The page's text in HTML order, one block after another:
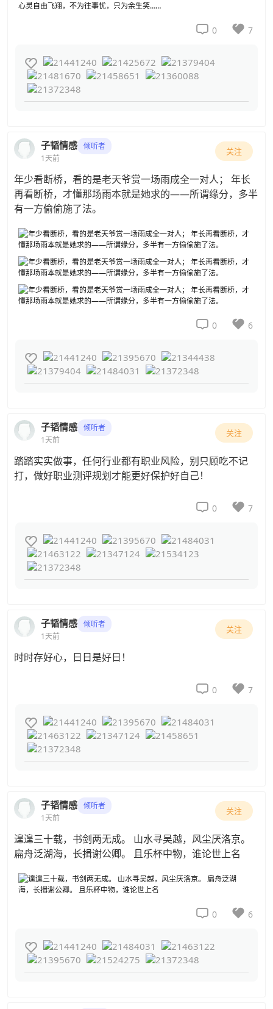
 0  7

子韬情感
倾听者
1天前
关注
年少看断桥，看的是老天爷赏一场雨成全一对人； 年长
再看断桥，才懂那场雨本就是她求的——所谓缘分，多半
有一方偷偷施了法。
 0  6

子韬情感
倾听者
1天前
关注
踏踏实实做事，任何行业都有职业风险，别只顾吃不记
打，做好职业测评规划才能更好保护好自己！
 0  7

子韬情感
倾听者
1天前
关注
时时存好心，日日是好日！
 0  7

子韬情感
倾听者
1天前
关注
遑遑三十载，书剑两无成。 山水寻吴越，风尘厌洛京。
扁舟泛湖海，长揖谢公卿。 且乐杯中物，谁论世上名
 0  6
